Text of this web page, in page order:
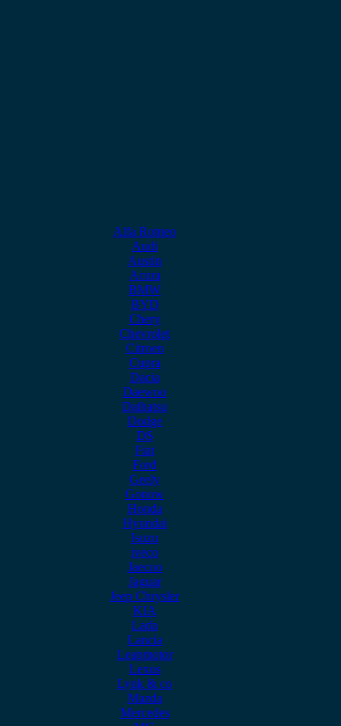
Alfa Romeo
Audi
Austin
Acura
BMW
BYD
Chery
Chevrolet
Citroen
Cupra
Dacia
Daewoo
Daihatsu
Dodge
DS
Fiat
Ford
Geely
Gonow
Honda
Hyundai
Isuzu
iveco
Jaecoo
Jaguar
Jeep Chrysler
KIA
Lada
Lancia
Leapmotor
Lexus
Lynk & co
Mazda
Mercedes